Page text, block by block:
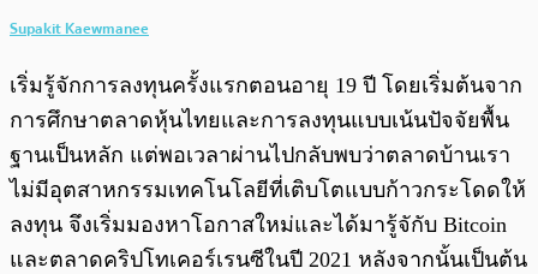
Supakit Kaewmanee
เริ่มรู้จักการลงทุนครั้งแรกตอนอายุ 19 ปี โดยเริ่มต้นจาก
การศึกษาตลาดหุ้นไทยและการลงทุนแบบเน้นปัจจัยพื้น
ฐานเป็นหลัก แต่พอเวลาผ่านไปกลับพบว่าตลาดบ้านเรา
ไม่มีอุตสาหกรรมเทคโนโลยีที่เติบโตแบบก้าวกระโดดให้
ลงทุน จึงเริ่มมองหาโอกาสใหม่และได้มารู้จักับ Bitcoin
และตลาดคริปโทเคอร์เรนซีในปี 2021 หลังจากนั้นเป็นต้น